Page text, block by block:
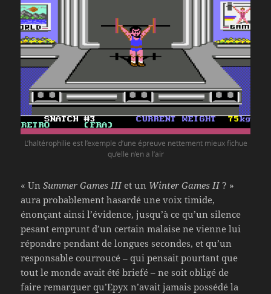
L’haltérophilie est l’exemple d’une épreuve nettement mieux fichue
qu’elle n’en a l’air
« UnSummer Games IIIet un Winter Games II? »
aura probablement hasardé une voix timide,
énonçant ainsi l’évidence, jusqu’à ce qu’un silence
pesant emprunt d’un certain malaise ne vienne lui
répondre pendant de longues secondes, et qu’un
responsable courroucé – qui pensait pourtant que
tout le monde avait été briefé – ne soit obligé de
faire remarquer qu’Epyx n’avait jamais possédé la